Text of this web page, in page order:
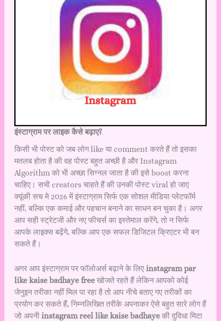
इंस्टाग्राम पर लाइक कैसे बढ़ाए?
किसी भी पोस्ट को जब लोग like या comment करते हैं तो इसका
मतलब होता है की वह पोस्ट बहुत अच्छी है और Instagram
Algorithm को भी अच्छा सिग्नल जाता है की इसे boost करना
चाहिए। सभी creators चाहते हैं की उनकी पोस्ट viral हो जाए
क्यूंकी सच मे 2026 में इंस्टाग्राम सिर्फ एक सोशल मीडिया प्लेटफॉर्म
नहीं, बल्कि एक कमाई और पहचान बनाने का साधन बन चुका है। अगर
आप सही स्ट्रेटजी और नए फीचर्स का इस्तेमाल करेंगे, तो न सिर्फ
आपके लाइक्स बढ़ेंगे, बल्कि आप एक सफल डिजिटल क्रिएटर भी बन
सकते हैं।
अगर आप इंस्टाग्राम पर फॉलोअर्स बढ़ाने के लिए instagram par
like kaise badhaye freeखोजते रहते हैं लेकिन आपको कोई
जेनुइन तरीका नहीं मिल पा रहा है तो आप नीचे बताए गए तरीकों का
प्रयोग कर सकते हैं, निम्नलिखित तरीके अपनाकर ऐसे बहुत सारे लोग हैं
जो अपनी instagram reel like kaise badhayeकी दुविधा मिटा